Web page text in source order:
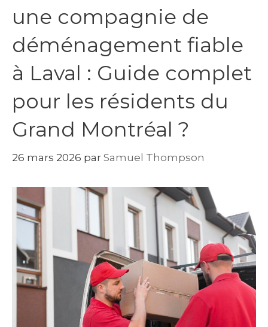
une compagnie de
déménagement fiable
à Laval : Guide complet
pour les résidents du
Grand Montréal ?
26 mars 2026 par Samuel Thompson